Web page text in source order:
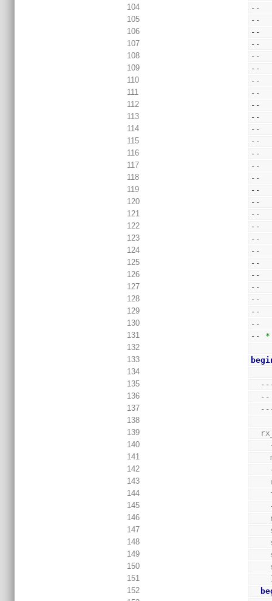
104
--
105
--
106
--
107
--
108
--
109
--
110
--
111
--
112
--
113
--
114
--
115
--
116
--
117
--
118
--
119
--
120
--
121
--
122
--
123
--
124
--
125
--
126
--
127
--
128
--
129
--
130
--
131
-- *
132
133
134
135
136
--
137
138
139
140
141
142
143
144
145
146
147
148
149
150
151
152